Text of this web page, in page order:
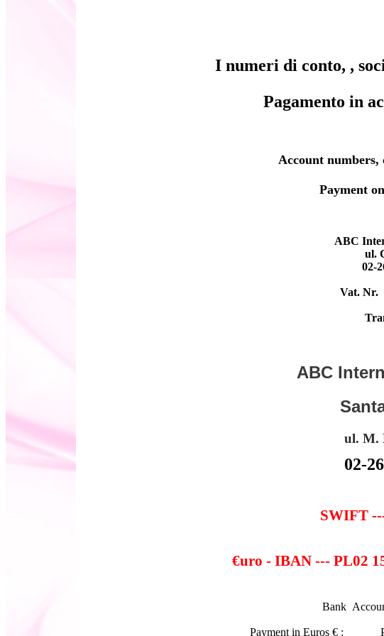
I numeri di conto, ,
Pagamento in
Account numbers,
Payment
ABC
ul.
02-
Vat. Nr.
ABC
ul. M.
02-
SWIFT
€uro - IBAN --- PL02
Bank
Payment in Euros € :